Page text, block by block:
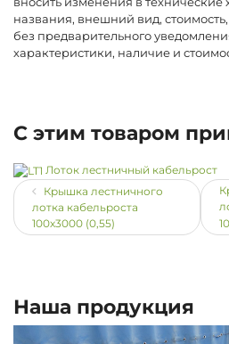
названия, внешний вид,
без предварительного
характеристики, наличие и
С этим товаром
Лоток лестничный кабельрост
Крышка лестничного
лотка кабельроста
100х3000 (0,55)
Наша продукция